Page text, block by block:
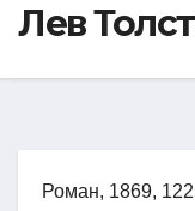
Лев
Роман, 1869,